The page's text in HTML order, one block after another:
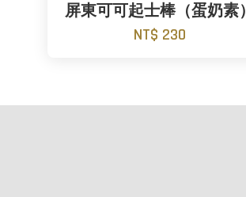
屏東可可起士棒（蛋奶素）
NT$ 230